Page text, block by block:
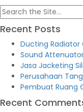
Search
for:
Recent Posts
Ducting Radiator
Sound
Jasa Jacketing
Perusahaan
Pembuat Ruang
Recent